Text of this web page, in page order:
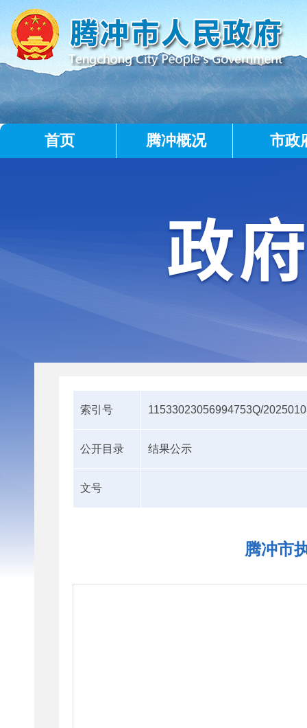
首页 腾冲概况 市政
索引号 11533023056994753Q/
公开目录 结果公示
文号
腾冲市